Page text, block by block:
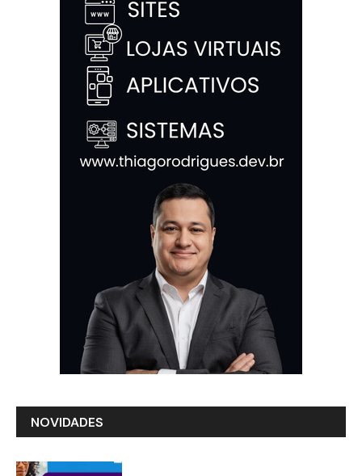
NOVIDADES